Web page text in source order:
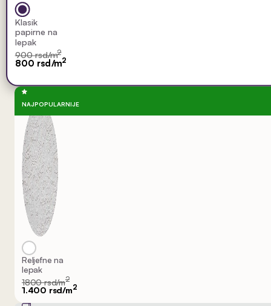
Klasik
papirne na
lepak
900 rsd/m2
800 rsd/m2
NAJPOPULARNIJE
Reljefne na
lepak
1800 rsd/m2
1.400 rsd/m2